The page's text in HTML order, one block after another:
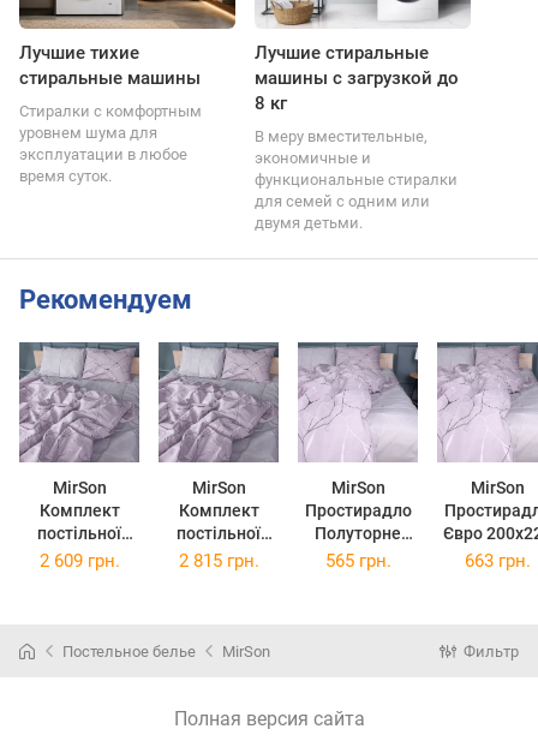
Лучшие тихие
стиральные машины
Стиралки с комфортным
уровнем шума для
эксплуатации в любое
время суток.
Лучшие стиральные
машины с загрузкой до
8 кг
В меру вместительные,
экономичные и
функциональные стиралки
для семей с одним или
двумя детьми.
Рекомендуем
MirSon
Комплект
постільної
білизни
Accents gray
MirSon
Комплект
постільної
білизни
Accents gray
MirSon
Простирадло
Полуторне
150х220 см 17-
MirSon
Євро
см 17-
2 609 грн. 2 815 грн. 565 грн. 663 грн.
Постельное белье MirSon Фильтр
Полная версия сайта